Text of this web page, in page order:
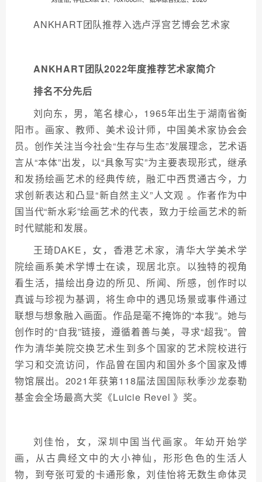
ANKHART团队推荐入选卢浮宫艺博会艺术家
ANKHART团队2022年度推荐艺术家简介
排名不分先后
刘向东，男，笔名棣心，1965年出生于湖南省衡
阳市。画家、教师、美术设计师，中国美术家协会会
员。创作关注当今社会“生存与生态”发展理念，艺术语
言从“本体”出发，以“具象写实”为主要表现形式，继承
和发扬绘画艺术的经典传统，融汇中西贯通古今，力
求创新表达和凸显“新自然主义”人文观 。作者作为中
国当代“新水彩”绘画艺术的代表，致力于绘画艺术的新
时代赋能和发展。
王琦DAKE，女，香港艺术家，清华大学美术学
院绘画系美术学博士在读，现居北京。以独特的视角
看生活，描绘出身边的所见、所闻、所感，创作时以
真诚与珍视为基调，将生命中的遇见场景或事件通过
联想与想象融入画面。作品是毫不掩饰的“本我”。她与
创作时的“自我”链接，遵循着善与美，寻求“超我”。曾
作为清华美院交换艺术生到多个国家的艺术院校进行
学习和交流访问，作品曾在国内和国外多个国家及博
物馆展出。2021年获第118届法国国际秋季沙龙泰勒
基金会全场最高大奖《Luicie Revel 》奖。
刘佳怡，女，深圳中国当代画家。年幼开始学
画，从古典经文中的大小神仙，形形色色的生活人
物，到夸张可爱的卡通形象，刘佳怡将无数生命体灵